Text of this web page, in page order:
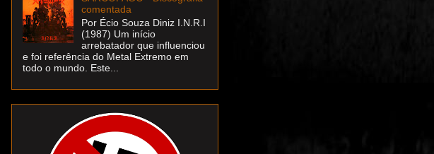
comentada
Por Écio Souza Diniz I.N.R.I
(1987) Um início
arrebatador que influenciou
e foi referência do Metal Extremo em
todo o mundo. Este...